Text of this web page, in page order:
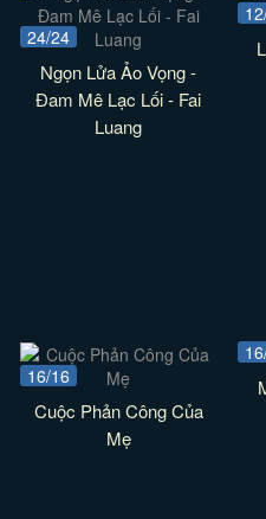
24/24
Ngọn Lửa Ảo Vọng -
Đam Mê Lạc Lối - Fai
Luang
16/16
Cuộc Phản Công Của
Mẹ